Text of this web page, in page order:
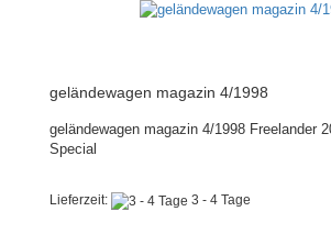
geländewagen magazin 4/1998
geländewagen magazin 4/1998 Freelander
Special
Lieferzeit: 3 - 4 Tage